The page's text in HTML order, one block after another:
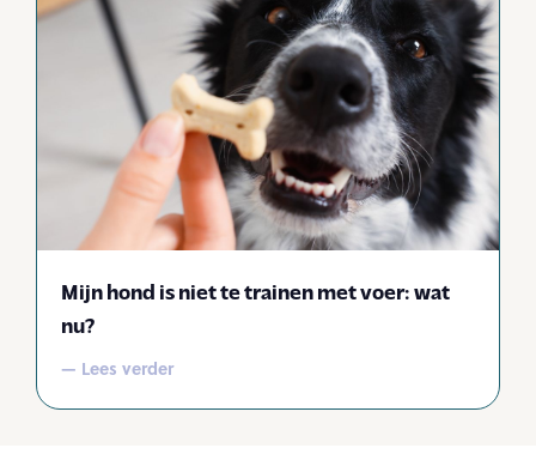
Mijn hond is niet te trainen met voer: wat
nu?
— Lees verder